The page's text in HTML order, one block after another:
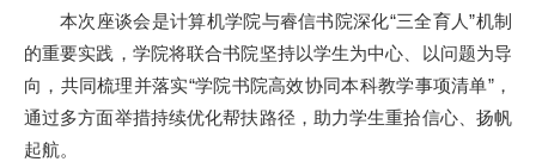
本次座谈会是计算机学院与睿信书院深化“三全育人”机制
的重要实践，学院将联合书院坚持以学生为中心、以问题为导
向，共同梳理并落实“学院书院高效协同本科教学事项清单”，
通过多方面举措持续优化帮扶路径，助力学生重拾信心、扬帆
起航。